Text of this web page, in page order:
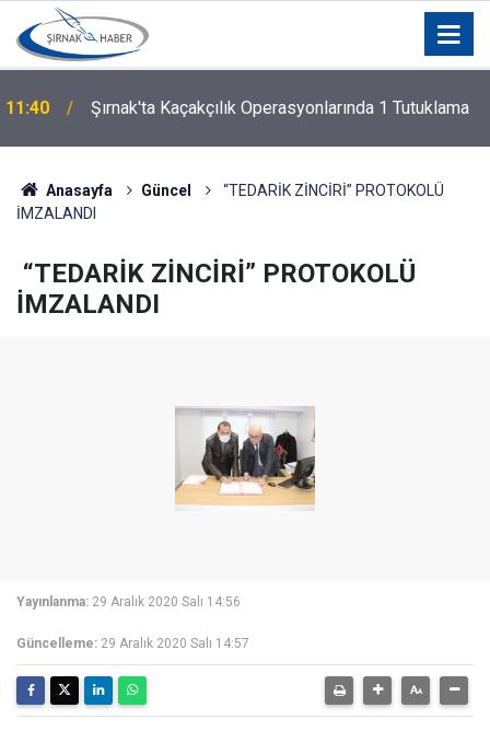
11:40 Şırnak'ta Kaçakçılık Operasyonlarında 1 Tutuklama
Anasayfa Güncel
“TEDARİK ZİNCİRİ” PROTOKOLÜ
İMZALANDI
“TEDARİK ZİNCİRİ” PROTOKOLÜ
İMZALANDI
Yayınlanma: 29 Aralık 2020 Salı 14:56
Güncelleme: 29 Aralık 2020 Salı 14:57